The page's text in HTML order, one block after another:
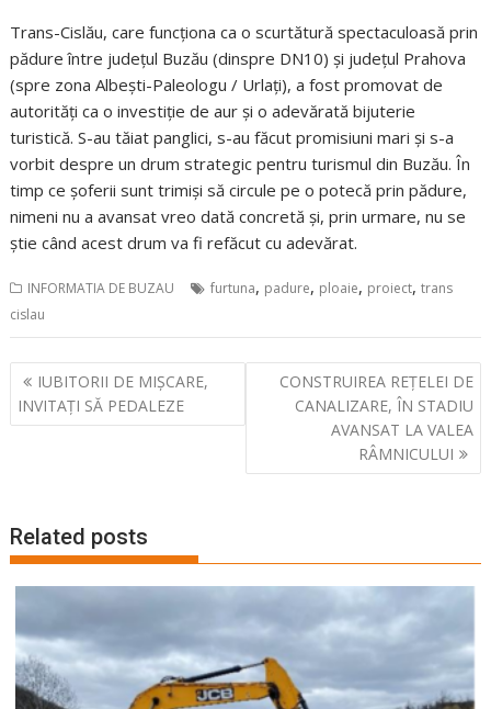
Trans-Cislău, care funcționa ca o scurtătură spectaculoasă prin
pădure între județul Buzău (dinspre DN10) și județul Prahova
(spre zona Albești-Paleologu / Urlați), a fost promovat de
autorități ca o investiție de aur și o adevărată bijuterie
turistică. S-au tăiat panglici, s-au făcut promisiuni mari și s-a
vorbit despre un drum strategic pentru turismul din Buzău. În
timp ce șoferii sunt trimiși să circule pe o potecă prin pădure,
nimeni nu a avansat vreo dată concretă și, prin urmare, nu se
știe când acest drum va fi refăcut cu adevărat.
INFORMATIA DE BUZAU furtuna, padure, ploaie, proiect,trans
cislau
Navigare
în
articole
IUBITORII DE MIȘCARE,
INVITAȚI SĂ PEDALEZE
CONSTRUIREA REȚELEI DE
CANALIZARE, ÎN STADIU
AVANSAT LA VALEA
RÂMNICULUI
Related posts